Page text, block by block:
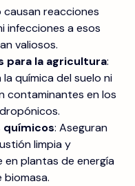
causan reacciones
infecciones a esos
valiosos.
para la agricultura:
química del suelo ni
contaminantes en los
químicos: Aseguran
limpia y
en plantas de energía